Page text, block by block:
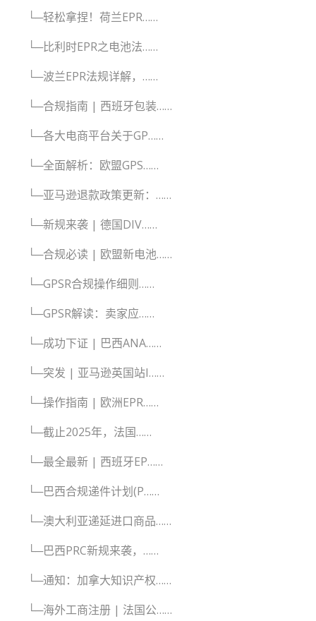
└─轻松拿捏！荷兰EPR……
└─比利时EPR之电池法……
└─波兰EPR法规详解，……
└─合规指南 | 西班牙包装……
└─各大电商平台关于GP……
└─全面解析：欧盟GPS……
└─亚马逊退款政策更新：……
└─新规来袭 | 德国DIV……
└─合规必读 | 欧盟新电池……
└─GPSR合规操作细则……
└─GPSR解读：卖家应……
└─成功下证 | 巴西ANA……
└─突发 | 亚马逊英国站I……
└─操作指南 | 欧洲EPR……
└─截止2025年，法国……
└─最全最新 | 西班牙EP……
└─巴西合规递件计划(P……
└─澳大利亚递延进口商品……
└─巴西PRC新规来袭，……
└─通知：加拿大知识产权……
└─海外工商注册 | 法国公……